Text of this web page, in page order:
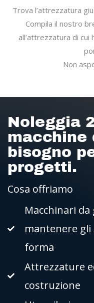
Trova l’attrezzatura
Compila il nostro
all’attrezzatura di cui
Non
Noleggia
macchine
bisogno
progetti.
Cosa offriamo
Macchinari
mantenere
forma
Attrezzature
costruzione